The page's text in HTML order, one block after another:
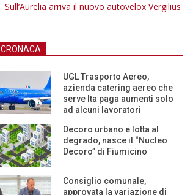
Sull’Aurelia arriva il nuovo autovelox Vergilius
CRONACA
UGL Trasporto Aereo,
azienda catering aereo che
serve Ita paga aumenti solo
ad alcuni lavoratori
Decoro urbano e lotta al
degrado, nasce il “Nucleo
Decoro” di Fiumicino
Consiglio comunale,
approvata la variazione di